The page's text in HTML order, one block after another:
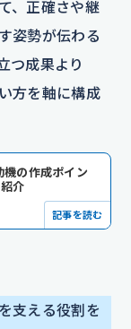
、正確さや継
姿勢が伝わる
つ成果より
方を軸に構成
機の作成ポイン
介
記事を読む
支える役割を